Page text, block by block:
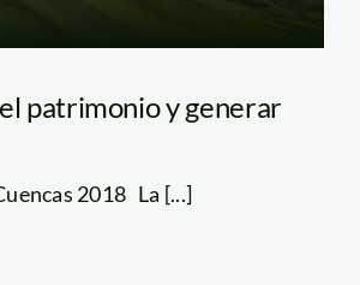
patrimonio y generar
2018 La [...]